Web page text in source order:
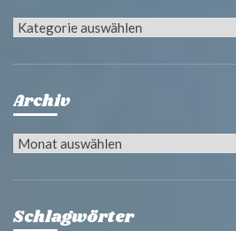
Kategorien
Archiv
Archiv
Schlagwörter